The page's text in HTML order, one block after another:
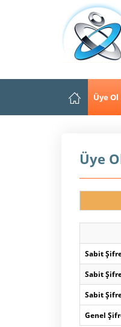
Üye Ol
Üye
Sabit
Sabit
Sabit
Genel